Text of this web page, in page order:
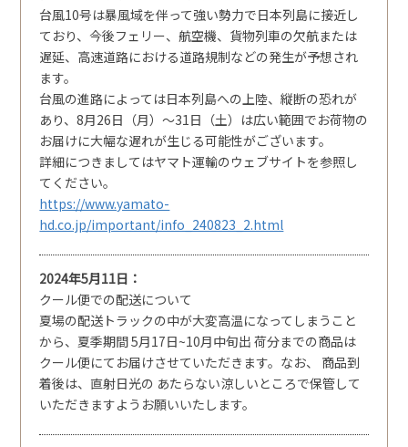
台風10号は暴風域を伴って強い勢力で日本列島に接近し
ており、今後フェリー、航空機、貨物列車の欠航または
遅延、高速道路における道路規制などの発生が予想され
ます。
台風の進路によっては日本列島への上陸、縦断の恐れが
あり、8月26日（月）～31日（土）は広い範囲でお荷物の
お届けに大幅な遅れが生じる可能性がございます。
詳細につきましてはヤマト運輸のウェブサイトを参照し
てください。
https://www.yamato-
hd.co.jp/important/info_240823_2.html
2024年5月11日
クール便での配送について
夏場の配送トラックの中が大変高温になってしまうこと
から、夏季期間 5月17日~10月中旬出 荷分までの商品は
クール便にてお届けさせていただきます。なお、 商品到
着後は、直射日光の あたらない涼しいところで保管して
いただきますようお願いいたします。